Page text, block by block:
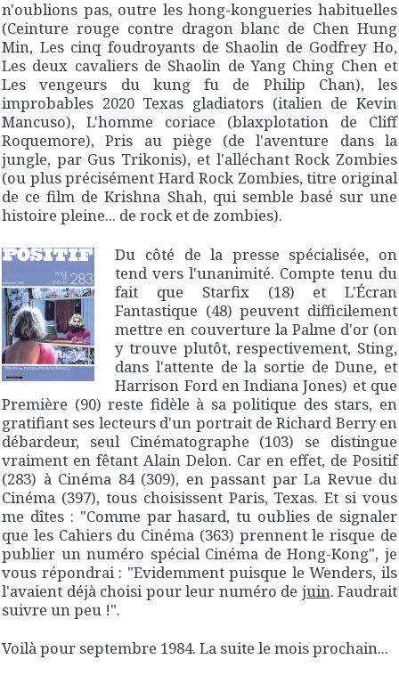
n'oublions pas, outre les hong-kongueries habituelles
(Ceinture rouge contre dragon blanc de Chen Hung
Min, Les cinq foudroyants de Shaolin de Godfrey Ho,
Les deux cavaliers de Shaolin de Yang Ching Chen et
Les vengeurs du kung fu de Philip Chan), les
improbables 2020 Texas gladiators (italien de Kevin
Mancuso), L'homme coriace (blaxplotation de Cliff
Roquemore),Pris au piège (de l'aventure dans la
jungle, par Gus Trikonis), et l'alléchantRock Zombies
(ou plus précisémentHard Rock Zombies, titre original
de ce film de Krishna Shah, qui semble basé sur une
histoire pleine... de rock et de zombies).
Du côté de la presse spécialisée, on
tend vers l'unanimité. Compte tenu du
fait que Starfix(18) etL'Écran
Fantastique (48) peuvent difficilement
mettre en couverture la Palme d'or (on
y trouve plutôt, respectivement, Sting,
dans l'attente de la sortie deDune, et
Harrison Ford en Indiana Jones) et que
Première (90) reste fidèle à sa politique des stars, en
gratifiant ses lecteurs d'un portrait de Richard Berry en
débardeur, seul Cinématographe (103) se distingue
vraiment en fêtant Alain Delon. Car en effet, de Positif
(283) à Cinéma 84(309), en passant par La Revue du
Cinéma (397), tous choisissent Paris, Texas. Et si vous
me dîtes : "Comme par hasard, tu oublies de signaler
que lesCahiers du Cinéma (363) prennent le risque de
publier un numéro spécial Cinéma de Hong-Kong", je
vous répondrai : "Evidemment puisque le Wenders, ils
l'avaient déjà choisi pour leur numéro de juin. Faudrait
suivre un peu !".
Voilà pour septembre 1984. La suite le mois prochain...